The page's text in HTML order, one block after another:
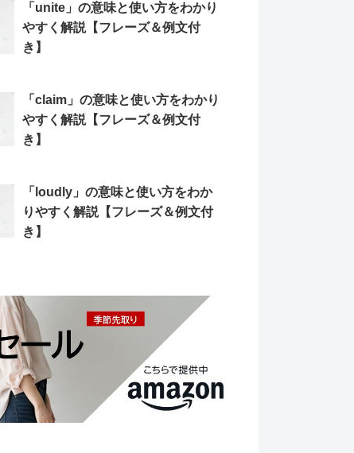
「unite」の意味と使い方をわかり
やすく解説【フレーズ＆例文付
き】
「claim」の意味と使い方をわかり
やすく解説【フレーズ＆例文付
き】
「loudly」の意味と使い方をわか
りやすく解説【フレーズ＆例文付
き】